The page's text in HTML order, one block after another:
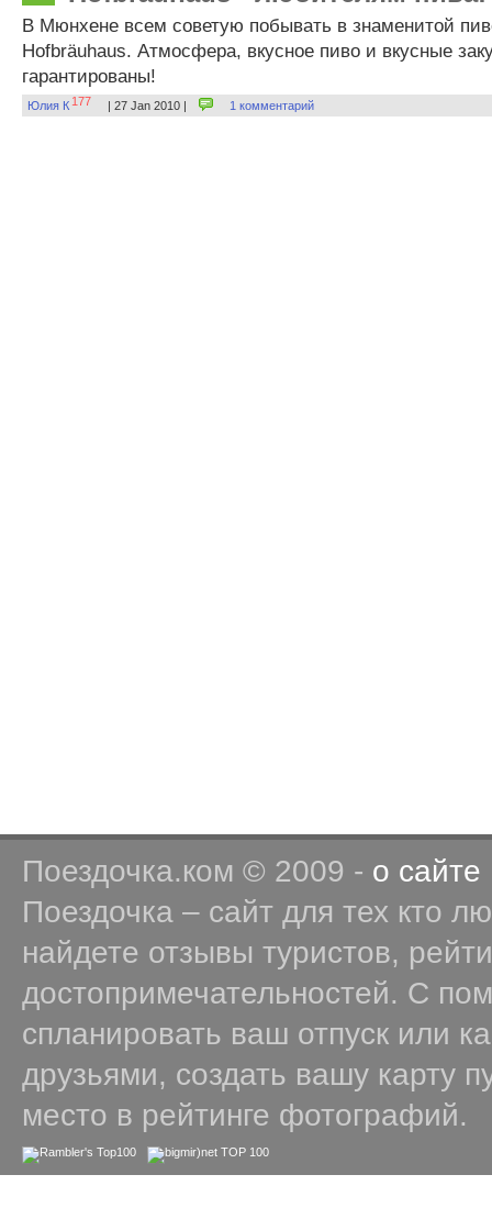
В Мюнхене всем советую побывать в знаменитой
Hofbräuhaus. Атмосфера, вкусное пиво и вкусные
гарантированы!
Юлия К 177 | 27 Jan 2010 | 1 комментарий
Поездочка.ком © 2009 - о сайте
Поездочка – сайт для тех кто
найдете отзывы туристов,
достопримечательностей. С
спланировать ваш отпуск или
друзьями, создать вашу карту
место в рейтинге фотографий.